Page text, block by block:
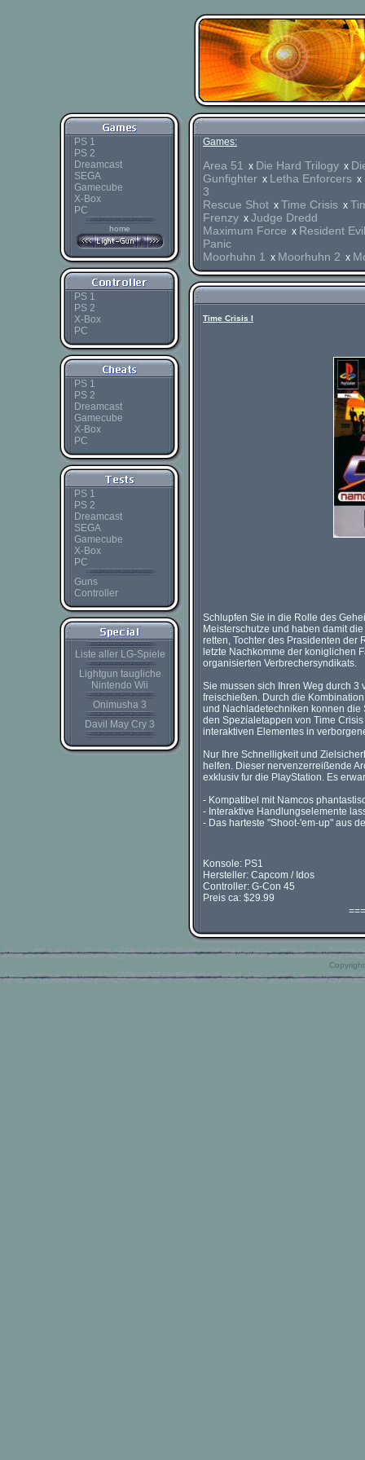
PS 1
PS 2
Dreamcast
SEGA
Gamecube
X-Box
PC
home
PS 1
PS 2
X-Box
PC
PS 1
PS 2
Dreamcast
Gamecube
X-Box
PC
PS 1
PS 2
Dreamcast
SEGA
Gamecube
X-Box
PC
Guns
Controller
Liste aller LG-Spiele
Lightgun taugliche
Nintendo Wii
Onimusha 3
Davil May Cry 3
Games:
Area 51 x Die Hard Trilogy x
Gunfighter x Letha Enforcers x
3
Rescue Shot x Time Crisis x
Frenzy x Judge Dredd
Maximum Force x Resident
Panic
Moorhuhn 1
x Moorhuhn 2 x
Time Crisis I
Schlupfen Sie in die Rolle des
Meisterschutze und haben damit
retten, Tochter des Prasidenten der
letzte Nachkomme der koniglichen
organisierten Verbrechersyndikats.
Sie mussen sich Ihren Weg durch
freischießen. Durch die
und Nachladetechniken konnen die
den Spezialetappen von Time
interaktiven Elementes in
Nur Ihre Schnelligkeit und
helfen. Dieser nervenzerreißende
exklusiv fur die PlayStation. Es
- Kompatibel mit Namcos
- Interaktive Handlungselemente
- Das harteste "Shoot-'em-up" aus
Konsole: PS1
Hersteller: Capcom / Idos
Controller: G-Con 45
Preis ca: $29.99